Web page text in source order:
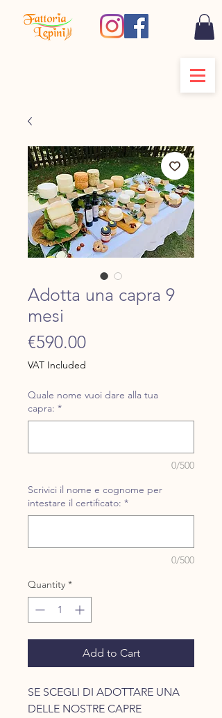
Adotta una capra 9
mesi
€590.00Price
VAT Included
Quale nome vuoi dare alla tua
capra: *
0/500
Scrivici il nome e cognome per
intestare il certificato: *
0/500
Quantity *
Add to Cart
SE SCEGLI DI ADOTTARE UNA
DELLE NOSTRE CAPRE